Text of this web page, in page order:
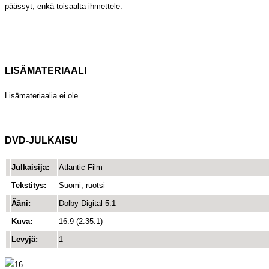
päässyt, enkä toisaalta ihmettele.
LISÄMATERIAALI
Lisämateriaalia ei ole.
DVD-JULKAISU
Julkaisija:
Atlantic Film
Tekstitys:
Suomi, ruotsi
Ääni:
Dolby Digital 5.1
Kuva:
16:9 (2.35:1)
Levyjä:
1